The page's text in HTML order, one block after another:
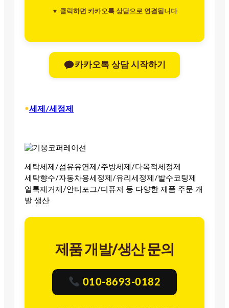
▼ 클릭하면 카카오톡 상담으로 연결됩니다
카카오톡 상담 시작하기
•세제/세정제
세탁세제/섬유유연제/주방세제/다목적세정제
세탁향수/자동차용세정제/유리세정제/발수코팅제
얼룩제거제/안티포그/디퓨저 등 다양한 제품 주문 개
발 생산
제품 개발/생산 문의
010-8693-0182